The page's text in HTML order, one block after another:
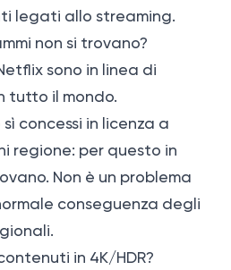
legati allo streaming.
non si trovano?
sono in linea di
tutto il mondo.
concessi in licenza a
regione: per questo in
Non è un problema
conseguenza degli
in 4K/HDR?